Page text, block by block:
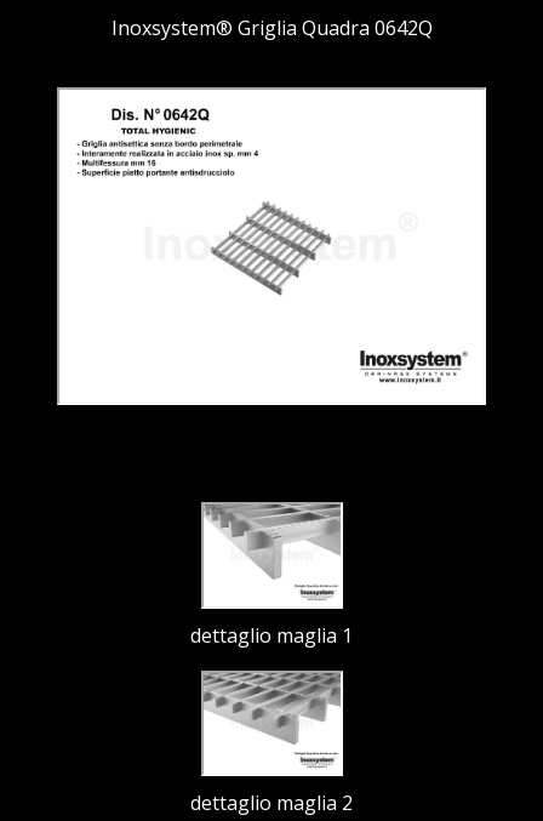
Inoxsystem® Griglia Quadra 0642Q
dettaglio maglia 1
dettaglio maglia 2